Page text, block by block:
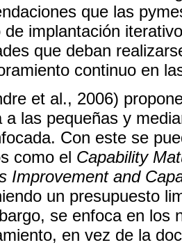
que las
de implantación
que deban
continuo en
et al., 2006)
a las pequeñas y
Con este se
como el Capability
Improvement and
un presupuesto
se enfoca en los
en vez de la